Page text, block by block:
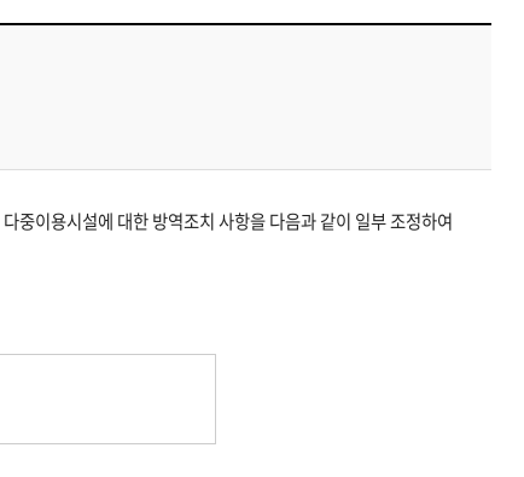
다중이용시설에 대한 방역조치 사항을 다음과 같이 일부 조정하여